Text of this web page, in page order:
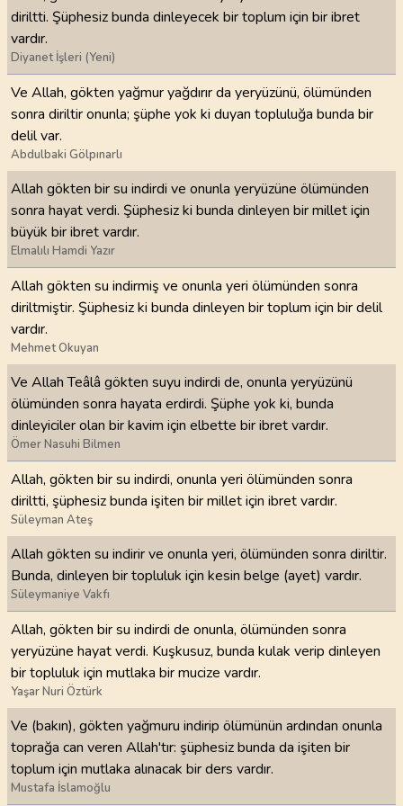
diriltti. Şüphesiz bunda dinleyecek bir toplum için bir ibret
vardır.
Diyanet İşleri (Yeni)
Ve Allah, gökten yağmur yağdırır da yeryüzünü, ölümünden
sonra diriltir onunla; şüphe yok ki duyan topluluğa bunda bir
delil var.
Abdulbaki Gölpınarlı
Allah gökten bir su indirdi ve onunla yeryüzüne ölümünden
sonra hayat verdi. Şüphesiz ki bunda dinleyen bir millet için
büyük bir ibret vardır.
Elmalılı Hamdi Yazır
Allah gökten su indirmiş ve onunla yeri ölümünden sonra
diriltmiştir. Şüphesiz ki bunda dinleyen bir toplum için bir delil
vardır.
Mehmet Okuyan
Ve Allah Teâlâ gökten suyu indirdi de, onunla yeryüzünü
ölümünden sonra hayata erdirdi. Şüphe yok ki, bunda
dinleyiciler olan bir kavim için elbette bir ibret vardır.
Ömer Nasuhi Bilmen
Allah, gökten bir su indirdi, onunla yeri ölümünden sonra
diriltti, şüphesiz bunda işiten bir millet için ibret vardır.
Süleyman Ateş
Allah gökten su indirir ve onunla yeri, ölümünden sonra diriltir.
Bunda, dinleyen bir topluluk için kesin belge (ayet) vardır.
Süleymaniye Vakfı
Allah, gökten bir su indirdi de onunla, ölümünden sonra
yeryüzüne hayat verdi. Kuşkusuz, bunda kulak verip dinleyen
bir topluluk için mutlaka bir mucize vardır.
Yaşar Nuri Öztürk
Ve (bakın), gökten yağmuru indirip ölümünün ardından onunla
toprağa can veren Allah'tır: şüphesiz bunda da işiten bir
toplum için mutlaka alınacak bir ders vardır.
Mustafa İslamoğlu